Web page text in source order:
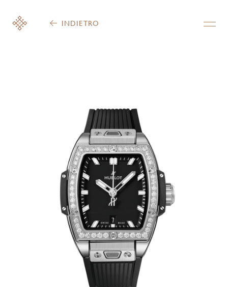
INDIETRO